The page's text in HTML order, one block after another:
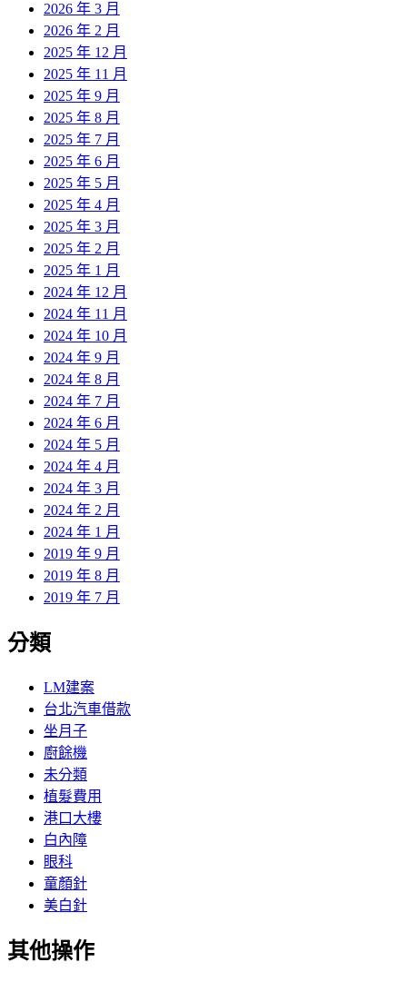
2026 年 3 月
2026 年 2 月
2025 年 12 月
2025 年 11 月
2025 年 9 月
2025 年 8 月
2025 年 7 月
2025 年 6 月
2025 年 5 月
2025 年 4 月
2025 年 3 月
2025 年 2 月
2025 年 1 月
2024 年 12 月
2024 年 11 月
2024 年 10 月
2024 年 9 月
2024 年 8 月
2024 年 7 月
2024 年 6 月
2024 年 5 月
2024 年 4 月
2024 年 3 月
2024 年 2 月
2024 年 1 月
2019 年 9 月
2019 年 8 月
2019 年 7 月
分類
LM建案
台北汽車借款
坐月子
廚餘機
未分類
植髮費用
港口大樓
白內障
眼科
童顏針
美白針
其他操作